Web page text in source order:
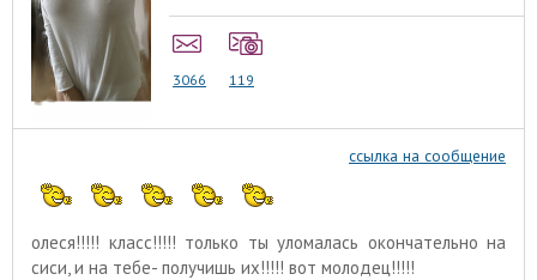
3066 119
ссылка на сообщение
олеся!!!!! класс!!!!! только ты уломалась окончательно на
сиси, и на тебе- получишь их!!!!! вот молодец!!!!!